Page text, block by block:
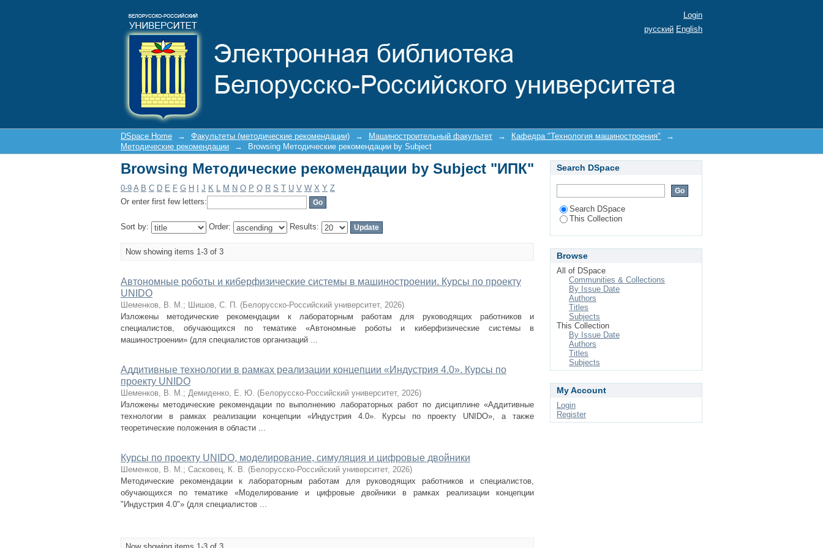
Login
русский English
DSpace Home → Факультеты (методические рекомендации) → Машиностроительный факультет → Кафедра "Технология машиностроения"
→
Методические рекомендации
→ Browsing Методические рекомендации by Subject
Browsing Методические рекомендации by Subject "ИПК"
0-9 A B C D E F G H J K L M N O P Q R S T U V W X Y Z
Or enter first few letters:
Sort by: Order: Results:
Now showing items 1-3 of 3
Автономные роботы и киберфизические системы в машиностроении. Курсы по проекту
UNIDO
Шеменков, В. М.; Шишов, С. П. (Белорусско-Российский университет, 2026)
Изложены методические рекомендации к лабораторным работам для руководящих работников и
специалистов, обучающихся по тематике «Автономные роботы и киберфизические системы в
машиностроении» (для специалистов организаций ...
Аддитивные технологии в рамках реализации концепции «Индустрия 4.0». Курсы по
проекту UNIDO
Шеменков, В. М.; Демиденко, Е. Ю. (Белорусско-Российский университет, 2026)
Изложены методические рекомендации по выполнению лабораторных работ по дисциплине «Аддитивные
технологии в рамках реализации концепции «Индустрия 4.0». Курсы по проекту UNIDO», а также
теоретические положения в области ...
Курсы по проекту UNIDO, моделирование, симуляция и цифровые двойники
Шеменков, В. М.; Сасковец, К. В. (Белорусско-Российский университет, 2026)
Методические рекомендации к лабораторным работам для руководящих работников и специалистов,
обучающихся по тематике «Моделирование и цифровые двойники в рамках реализации концепции
"Индустрия 4.0"» (для специалистов ...
Search DSpace
Search DSpace
This Collection
Browse
All of DSpace
Communities & Collections
By Issue Date
Authors
Titles
Subjects
This Collection
By Issue Date
Authors
Titles
Subjects
My Account
Login
Register